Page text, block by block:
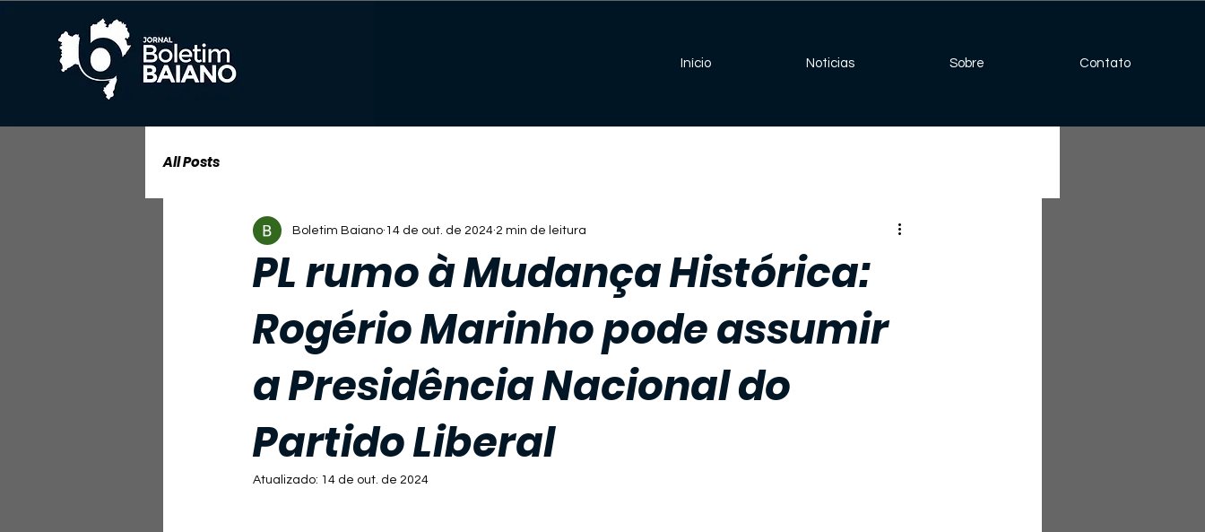
Início Noticias Sobre Contato
All Posts
PL rumo à Mudança Histórica:
Rogério Marinho pode assumir
a Presidência Nacional do
Partido Liberal
Boletim Baiano 14 de out. de 2024 2 min de leitura
Atualizado: 14 de out. de 2024